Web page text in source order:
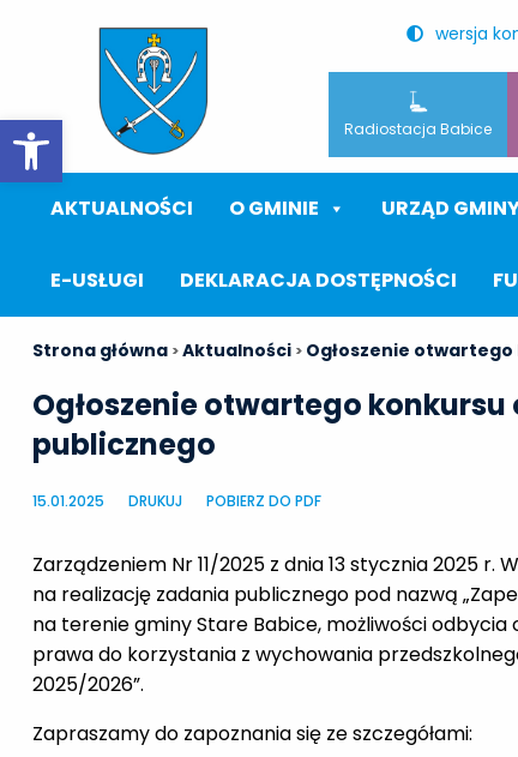
Otwórz pasek narzędzi
wersja
Radiostacja Babice
AKTUALNOŚCI O GMINIE URZĄD
E-USŁUGI DEKLARACJA DOSTĘPNOŚCI
Strona główna >Aktualności > Ogłoszenie
Ogłoszenie otwartego
publicznego
15.01.2025 DRUKUJ POBIERZ DO PDF
Zarządzeniem Nr 11/2025 z dnia 13 stycznia 2025
na realizację zadania publicznego pod nazwą
na terenie gminy Stare Babice, możliwości
prawa do korzystania z wychowania
2025/2026”.
Zapraszamy do zapoznania się ze szczegółami: